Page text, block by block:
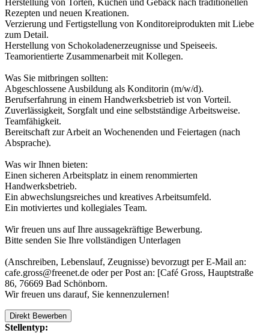
Rezepten und neuen Kreationen.
Verzierung und Fertigstellung von Konditoreiprodukten mit Liebe
zum Detail.
Herstellung von Schokoladenerzeugnisse und Speiseeis.
Teamorientierte Zusammenarbeit mit Kollegen.
Was Sie mitbringen sollten:
Abgeschlossene Ausbildung als Konditorin (m/w/d).
Berufserfahrung in einem Handwerksbetrieb ist von Vorteil.
Zuverlässigkeit, Sorgfalt und eine selbstständige Arbeitsweise.
Teamfähigkeit.
Bereitschaft zur Arbeit an Wochenenden und Feiertagen (nach
Absprache).
Was wir Ihnen bieten:
Einen sicheren Arbeitsplatz in einem renommierten
Handwerksbetrieb.
Ein abwechslungsreiches und kreatives Arbeitsumfeld.
Ein motiviertes und kollegiales Team.
Wir freuen uns auf Ihre aussagekräftige Bewerbung.
Bitte senden Sie Ihre vollständigen Unterlagen
(Anschreiben, Lebenslauf, Zeugnisse) bevorzugt per E-Mail an:
cafe.gross@freenet.de oder per Post an: [Café Gross, Hauptstraße
86, 76669 Bad Schönborn.
Wir freuen uns darauf, Sie kennenzulernen!
Direkt Bewerben
Stellentyp: